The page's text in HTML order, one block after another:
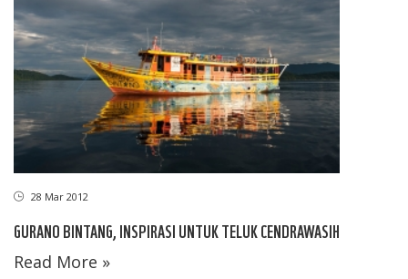
28 Mar 2012
GURANO BINTANG, INSPIRASI UNTUK TELUK CENDRAWASIH
Read More »